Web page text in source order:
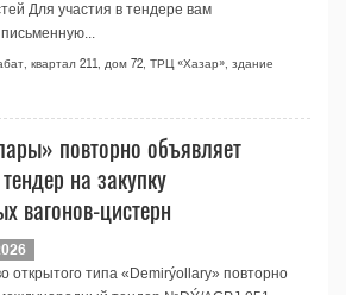
Для участия в тендере вам
квартал 211, дом 72, ТРЦ «Хазар», здание
повторно объявляет
на закупку
вагонов-цистерн
открытого типа «Demirýollary» повторно